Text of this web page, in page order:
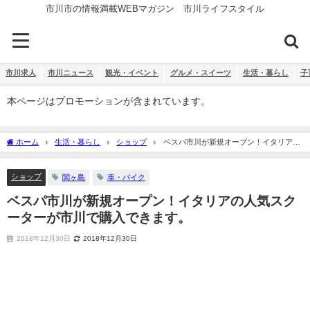
市川市の情報満載WEBマガジン 市川ライフスタイル
市川求人 市川ニュース 観光・イベント グルメ・スイーツ 生活・暮らし 子
本ページはプロモーションが含まれています。
ホーム 生活・暮らし ショップ
ベスパ市川が新規オープン！イタリアの
人気スクーターが市川で購入できます。
ショップ 関ヶ島 車・バイク
ベスパ市川が新規オープン！イタリアの人気スク
ーターが市川で購入できます。
2018年12月30日 2018年12月30日